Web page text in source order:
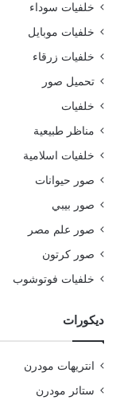
خلفيات سوداء
خلفيات موبايل
خلفيات زرقاء
تحميل صور
خلفيات
مناظر طبيعية
خلفيات اسلامية
صور حيوانات
صور بيبي
صور علم مصر
صور كرتون
خلفيات فوتوشوب
ديكورات
انتريهات مودرن
ستائر مودرن